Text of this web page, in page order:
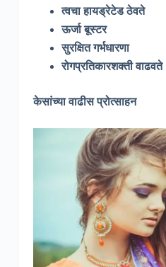
त्वचा हायड्रेटेड ठेवते
ऊर्जा बूस्टर
सुरक्षित गर्भधारणा
रोगप्रतिकारशक्ती वाढवते
केसांच्या वाढीस प्रोत्साहन